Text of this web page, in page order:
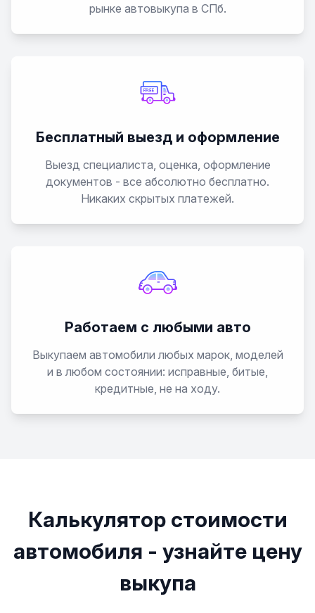
рынке автовыкупа в СПб.
Бесплатный выезд и оформление
Выезд специалиста, оценка, оформление
документов - все абсолютно бесплатно.
Никаких скрытых платежей.
Работаем с любыми авто
Выкупаем автомобили любых марок, моделей
и в любом состоянии: исправные, битые,
кредитные, не на ходу.
Калькулятор стоимости
автомобиля - узнайте цену
выкупа